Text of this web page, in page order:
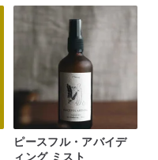
ピースフル・アバイデ
ィング ミスト